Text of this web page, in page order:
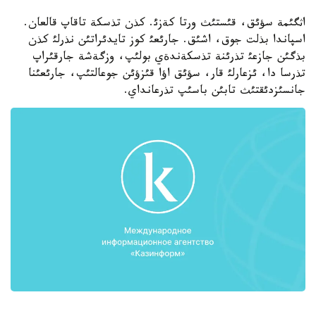
اثگئمة سؤئق، قئستئث ورتا كةزئ. كذن تذسكة تاقاپ قالعان.
اسپاندا بذلت جوق، اشئق. جارئعئ كوز تايدئراتئن نذرلئ كذن
بذگئن جازعئ تذرئنة تذسكةندةي بولئپ، وزگةشة جارقئراپ
تذرسا دا، ئزعارلئ قار، سؤئق اؤا قئزؤئن جوعالتئپ، جارئعئنا
جانسئزدئقتئث تابئن باسئپ تذرعانداي.